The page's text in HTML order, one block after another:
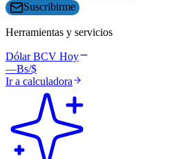
Suscribirme
Herramientas y servicios
Dólar BCV Hoy
—Bs/$
Ir a calculadora